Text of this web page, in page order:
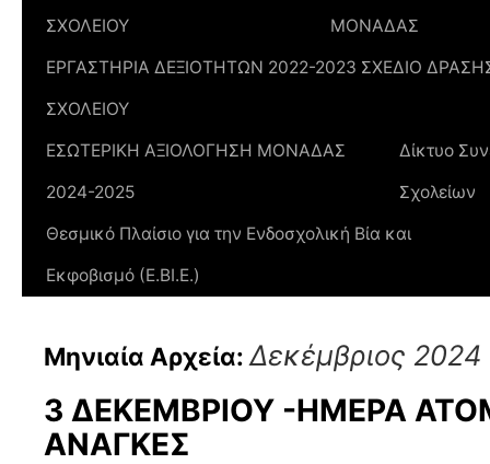
ΣΧΟΛΕΙΟΥ
ΜΟΝΑΔΑΣ
ΕΡΓΑΣΤΗΡΙΑ ΔΕΞΙΟΤΗΤΩΝ 2022-2023 ΣΧΕΔΙΟ
ΣΧΟΛΕΙΟΥ
ΕΣΩΤΕΡΙΚΗ ΑΞΙΟΛΟΓΗΣΗ ΜΟΝΑΔΑΣ
2024-2025
Δίκτυο
Σχολείων
Θεσμικό Πλαίσιο για την Ενδοσχολική Βία και
Εκφοβισμό (Ε.ΒΙ.Ε.)
Μηνιαία Αρχεία: Δεκέμβριος 2024
3 ΔΕΚΕΜΒΡΙΟΥ -ΗΜΕΡΑ
ΑΝΑΓΚΕΣ